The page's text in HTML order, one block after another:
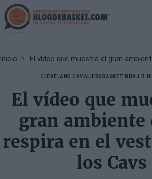
Skip
to
main
Breadcrumb
Inicio
CLEVELAND CAVALIERS BASKET NBA
El vídeo que
gran ambiente
respira en el
los Cavs